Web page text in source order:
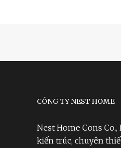
CÔNG TY NEST HOME
Nest Home Cons
kiến trúc, chuyên